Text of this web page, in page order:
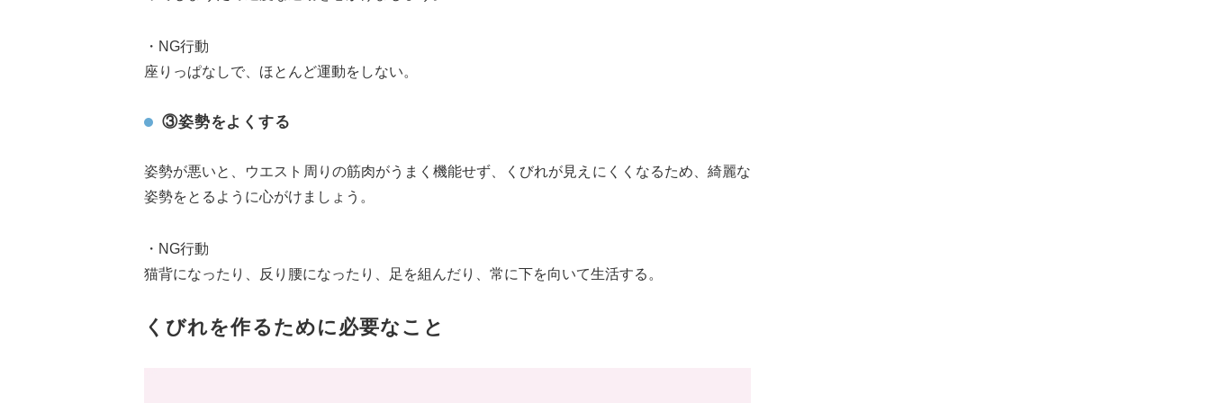
・NG行動
座りっぱなしで、ほとんど運動をしない。
③姿勢をよくする
姿勢が悪いと、ウエスト周りの筋肉がうまく機能せず、くびれが見えにくくなるため、綺麗な
姿勢をとるように心がけましょう。
・NG行動
猫背になったり、反り腰になったり、足を組んだり、常に下を向いて生活する。
くびれを作るために必要なこと